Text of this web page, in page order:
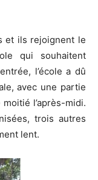
et ils rejoignent le
qui souhaitent
l’école a dû
avec une partie
l’après-midi.
trois autres
lent.